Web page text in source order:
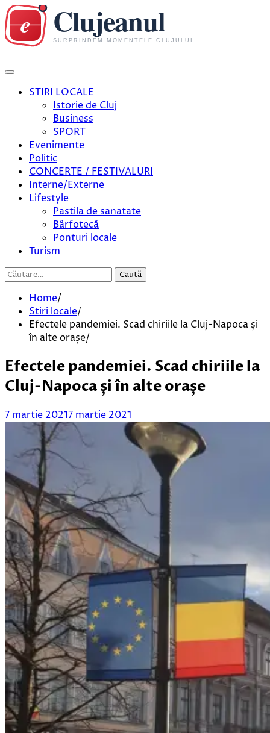
Skip
to
content
STIRI LOCALE
Istorie de Cluj
Business
SPORT
Evenimente
Politic
CONCERTE / FESTIVALURI
Interne/Externe
Lifestyle
Pastila de sanatate
Bârfotecă
Ponturi locale
Turism
Caută
Home
Stiri locale
Efectele pandemiei. Scad chiriile la Cluj-Napoca și
în alte orașe
Efectele pandemiei. Scad chiriile la
Cluj-Napoca și în alte orașe
7 martie 20217 martie 2021